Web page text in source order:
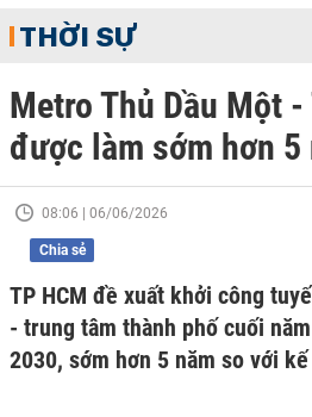
THỜI SỰ
Metro Thủ Dầu Một
được làm sớm hơn 5
08:06 | 06/06/2026
Chia sẻ
TP HCM đề xuất khởi công
- trung tâm thành phố cuối
2030, sớm hơn 5 năm so với